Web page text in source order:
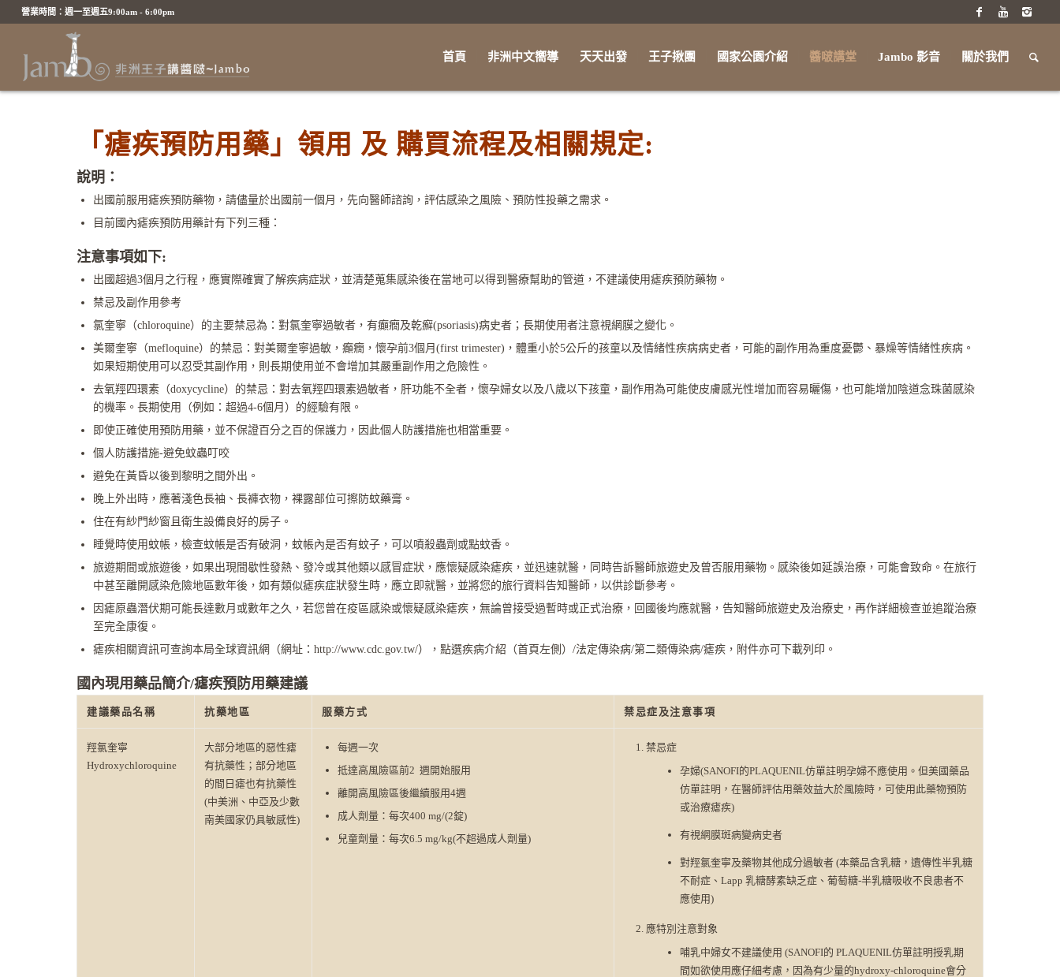
營業時間：週一至週五9:00am - 6:00pm
首頁 非洲中文嚮導 天天出發 王子揪團 國家公園介紹 醬啵講堂 Jambo 影音 關於我們
「瘧疾預防用藥」領用 及 購買流程及相關規定:
說明：
出國前服用瘧疾預防藥物，請儘量於出國前一個月，先向醫師諮詢，評估感染之風險、預防性投藥之需求。
目前國內瘧疾預防用藥計有下列三種：
注意事項如下:
出國超過3個月之行程，應實際確實了解疾病症狀，並清楚蒐集感染後在當地可以得到醫療幫助的管道，不建議使用瘧疾預防藥物。
禁忌及副作用參考
氯奎寧（chloroquine）的主要禁忌為：對氯奎寧過敏者，有癲癇及乾癬(psoriasis)病史者；長期使用者注意視網膜之變化。
美爾奎寧（mefloquine）的禁忌：對美爾奎寧過敏，癲癇，懷孕前3個月(first trimester)，體重小於5公斤的孩童以及情緒性疾病病史者，可能的副作用為重度憂鬱、暴燥等情緒性疾病。
如果短期使用可以忍受其副作用，則長期使用並不會增加其嚴重副作用之危險性。
去氧羥四環素（doxycycline）的禁忌：對去氧羥四環素過敏者，肝功能不全者，懷孕婦女以及八歲以下孩童，副作用為可能使皮膚感光性增加而容易曬傷，也可能增加陰道念珠菌感染
的機率。長期使用（例如：超過4-6個月）的經驗有限。
即使正確使用預防用藥，並不保證百分之百的保護力，因此個人防護措施也相當重要。
個人防護措施-避免蚊蟲叮咬
避免在黃昏以後到黎明之間外出。
晚上外出時，應著淺色長袖、長褲衣物，裸露部位可擦防蚊藥膏。
住在有紗門紗窗且衛生設備良好的房子。
睡覺時使用蚊帳，檢查蚊帳是否有破洞，蚊帳內是否有蚊子，可以噴殺蟲劑或點蚊香。
旅遊期間或旅遊後，如果出現間歇性發熱、發冷或其他類以感冒症狀，應懷疑感染瘧疾，並迅速就醫，同時告訴醫師旅遊史及曾否服用藥物。感染後如延誤治療，可能會致命。在旅行
中甚至離開感染危險地區數年後，如有類似瘧疾症狀發生時，應立即就醫，並將您的旅行資料告知醫師，以供診斷參考。
因瘧原蟲潛伏期可能長達數月或數年之久，若您曾在疫區感染或懷疑感染瘧疾，無論曾接受過暫時或正式治療，回國後均應就醫，告知醫師旅遊史及治療史，再作詳細檢查並追蹤治療
至完全康復。
瘧疾相關資訊可查詢本局全球資訊網（網址：http://www.cdc.gov.tw/），點選疾病介紹（首頁左側）/法定傳染病/第二類傳染病/瘧疾，附件亦可下載列印。
國內現用藥品簡介/瘧疾預防用藥建議
建議藥品名稱 抗藥地區 服藥方式 禁忌症及注意事項
羥氯奎寧
Hydroxychloroquine
大部分地區的惡性瘧
有抗藥性；部分地區
的間日瘧也有抗藥性
(中美洲、中亞及少數
南美國家仍具敏感性)
每週一次
抵達高風險區前2 週開始服用
離開高風險區後繼續服用4週
成人劑量：每次400 mg/(2錠)
兒童劑量：每次6.5 mg/kg(不超過成人劑量)
禁忌症
孕婦(SANOFI的PLAQUENIL仿單註明孕婦不應使用。但美國藥品
仿單註明，在醫師評估用藥效益大於風險時，可使用此藥物預防
或治療瘧疾)
有視網膜斑病變病史者
對羥氯奎寧及藥物其他成分過敏者 (本藥品含乳糖，遺傳性半乳糖
不耐症、Lapp 乳糖酵素缺乏症、葡萄糖-半乳糖吸收不良患者不
應使用)
應特別注意對象
哺乳中婦女不建議使用 (SANOFI的 PLAQUENIL仿單註明授乳期
間如欲使用應仔細考慮，因為有少量的hydroxy-chloroquine會分